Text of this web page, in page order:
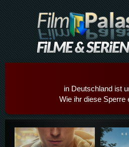
in Deutschland ist
Wie ihr diese Sperre
Details,Play